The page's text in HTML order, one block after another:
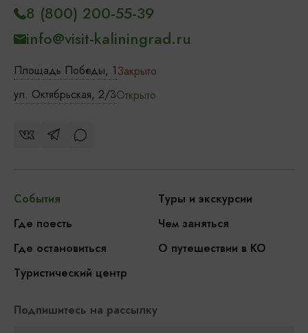
Площадь Победы, 1Закрыто
ул. Октябрьская, 2/3Открыто
8 (800) 200-55-39
info@visit-kaliningrad.ru
События
Туры и экскурсии
Где поесть
Чем заняться
Где остановиться
О путешествии в КО
Туристический центр
Подпишитесь на рассылку